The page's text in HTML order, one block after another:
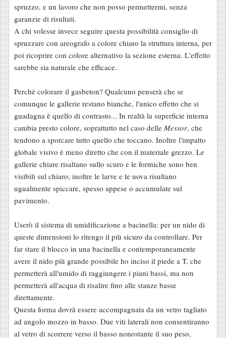
spruzzo, e un lavoro che non posso permettermi, senza
garanzie di risultati.
A chi volesse invece seguire questa possibilità consiglio di
spruzzare con areografo a colore chiaro la struttura interna, per
poi ricoprire con colore alternativo la sezione esterna. L'effetto
sarebbe sia naturale che efficace.
Perché colorare il gasbeton? Qualcuno penserà che se
comunque le gallerie restano bianche, l'unico effetto che si
guadagna è quello di contrasto... In realtà la superficie interna
cambia presto colore, soprattutto nel caso delle Messor, che
tendono a sporcare tutto quello che toccano. Inoltre l'impatto
globale visivo è meno diretto che con il materiale grezzo. Le
gallerie chiare risaltano sullo scuro e le formiche sono ben
visibili sul chiaro; inoltre le larve e le uova risultano
ugualmente spiccare, spesso appese o accumulate sul
pavimento.
Userò il sistema di umidificazione a bacinella: per un nido di
queste dimensioni lo ritengo il più sicuro da controllare. Per
far stare il blocco in una bacinella e contemporaneamente
avere il nido più grande possibile ho inciso il piede a T, che
permetterà all'umido di raggiungere i piani bassi, ma non
permetterà all'acqua di risalire fino alle stanze basse
direttamente.
Questa forma dovrà essere accompagnata da un vetro tagliato
ad angolo mozzo in basso. Due viti laterali non consentiranno
al vetro di scorrere verso il basso nonostante il suo peso,